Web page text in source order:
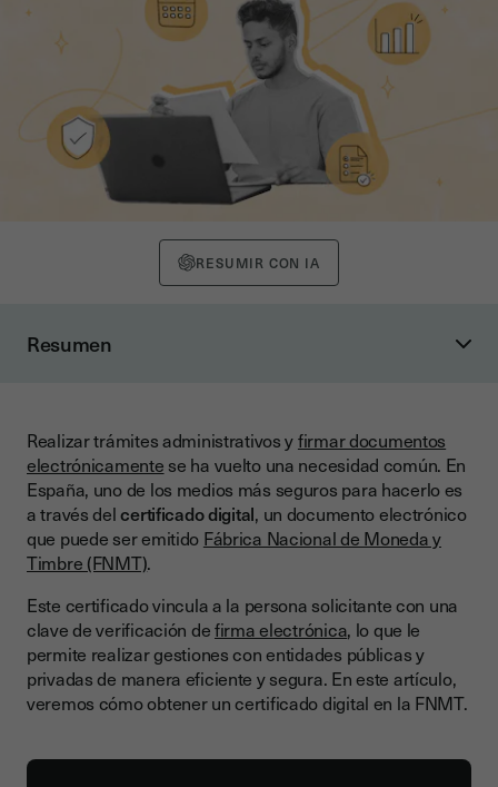
RESUMIR CON IA
Resumen
Requisitos para obtener el certificado digital
Proceso para obtener el certificado digital
Paso 1: Accede a la Sede Electrónica de la FNMT
Paso 2: Configuración previa del ordenador
Paso 3: Solicitud del certificado digital
Paso 4: Acreditar la identidad
Paso 5: Descargar el certificado digital
Renovación del certificado digital
Consejos útiles y posibles problemas
Realizar trámites administrativos yfirmar documentos
electrónicamente se ha vuelto una necesidad común. En
España, uno de los medios más seguros para hacerlo es
a través delcertificado digital, un documento electrónico
que puede ser emitido Fábrica Nacional de Moneda y
Timbre (FNMT).
Este certificado vincula a la persona solicitante con una
clave de verificación defirma electrónica, lo que le
permite realizar gestiones con entidades públicas y
privadas de manera eficiente y segura. En este artículo,
veremos cómo obtener un certificado digital en la FNMT.